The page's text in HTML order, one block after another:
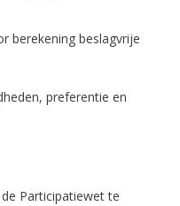
berekening beslagvrije
preferentie en
Participatiewet te